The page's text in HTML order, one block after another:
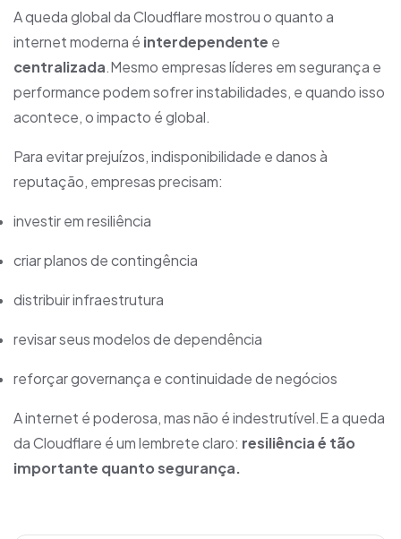
A queda global da Cloudflare mostrou o quanto a
internet moderna é interdependente e
centralizada.Mesmo empresas líderes em segurança e
performance podem sofrer instabilidades, e quando isso
acontece, o impacto é global.
Para evitar prejuízos, indisponibilidade e danos à
reputação, empresas precisam:
investir em resiliência
criar planos de contingência
distribuir infraestrutura
revisar seus modelos de dependência
reforçar governança e continuidade de negócios
A internet é poderosa, mas não é indestrutível.E a queda
da Cloudflare é um lembrete claro: resiliência é tão
importante quanto segurança.